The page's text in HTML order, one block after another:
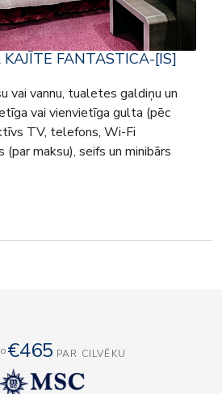
KAJĪTE FANTASTICA-[IS]
vai vannu, tualetes galdiņu un
vai vienvietīga gulta (pēc
TV, telefons, Wi-Fi
maksu), seifs un minibārs
€465 PAR CILVĒKU